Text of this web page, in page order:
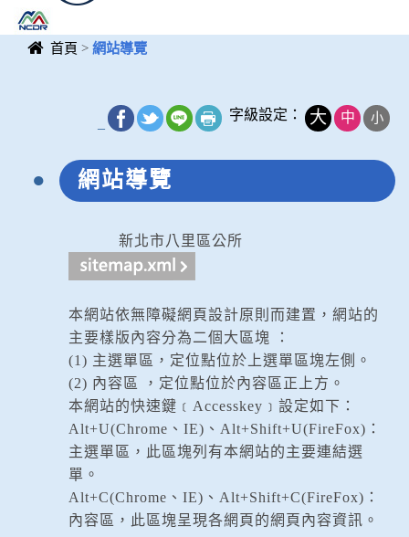
首頁 > 網站導覽
字級設定： 大 中 小
網站導覽
新北市八里區公所
本網站依無障礙網頁設計原則而建置，網站的
主要樣版內容分為二個大區塊 ：
(1) 主選單區，定位點位於上選單區塊左側。
(2) 內容區 ，定位點位於內容區正上方。
本網站的快速鍵﹝Accesskey﹞設定如下：
Alt+U(Chrome、IE)、Alt+Shift+U(FireFox)：
主選單區，此區塊列有本網站的主要連結選
單。
Alt+C(Chrome、IE)、Alt+Shift+C(FireFox)：
內容區，此區塊呈現各網頁的網頁內容資訊。